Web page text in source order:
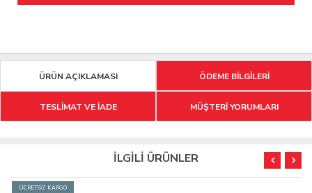
ÜRÜN AÇIKLAMASI ÖDEME BİLGİLERİ
TESLİMAT VE İADE MÜŞTERİ YORUMLARI
İLGİLİ ÜRÜNLER
ÜCRETSİZ KARGO